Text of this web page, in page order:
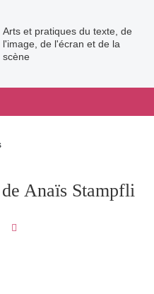
Arts et pratiques du texte, de
l'image, de l'écran et de la
scène
de Anaïs Stampfli
Facebook
sur LinkedIn